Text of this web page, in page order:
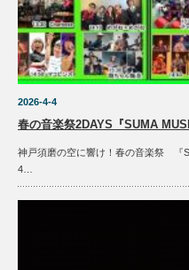
2026-4-4
春の音楽祭2DAYS『SUMA
神戸須磨の空に響け！春の音楽祭 『
4…